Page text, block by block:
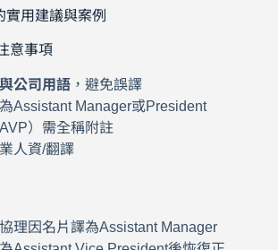
用建議與案例
意事項
公司用語 ，避免誤譯
Assistant Manager或President
）需全稱附註
人資/翻譯
理因名片譯為Assistant Manager